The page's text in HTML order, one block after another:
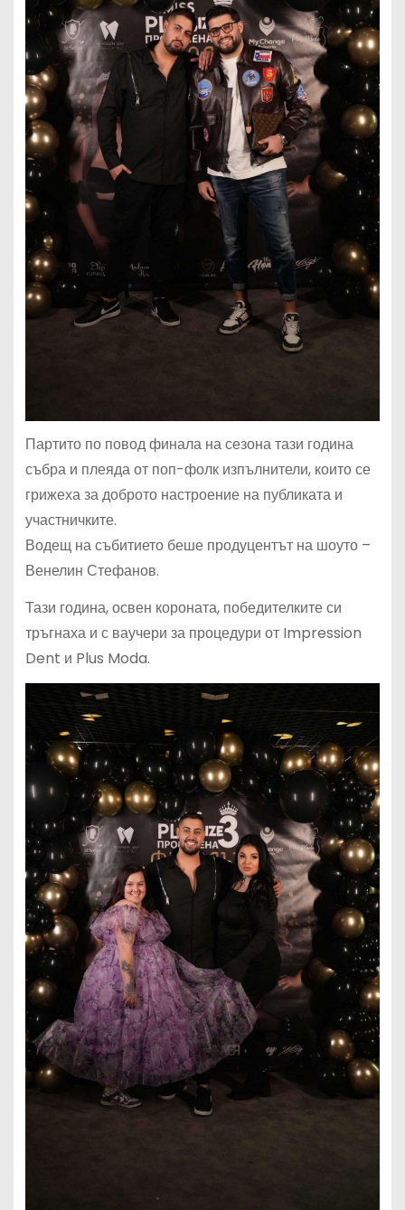
Партито по повод финала на сезона тази година
събра и плеяда от поп-фолк изпълнители, които се
грижеха за доброто настроение на публиката и
участничките.
Водещ на събитието беше продуцентът на шоуто –
Венелин Стефанов.
Тази година, освен короната, победителките си
тръгнаха и с ваучери за процедури от Impression
Dent и Plus Moda.